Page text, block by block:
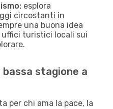
esplora
circostanti in
una buona idea
turistici locali sui
stagione a
per chi ama la pace, la